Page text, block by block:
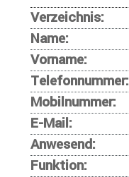
Verzeichnis:
Name:
Vorname:
Telefonnummer:
Mobilnummer:
E-Mail:
Anwesend:
Funktion: